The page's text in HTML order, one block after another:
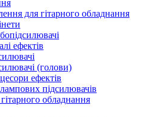
для гітарного обладнання
ефектів
(голови)
ефектів
підсилювачів
обладнання